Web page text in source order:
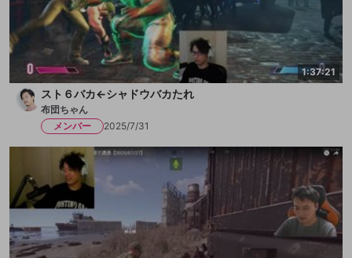
1:37:21
スト６バカ←シャドウバカたれ
布団ちゃん
メンバー
2025/7/31